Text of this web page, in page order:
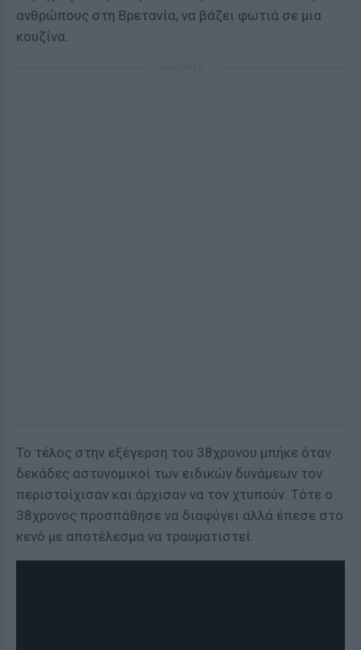
ανθρώπους στη Βρετανία, να βάζει φωτιά σε μια
κουζίνα.
Το τέλος στην εξέγερση του 38χρονου μπήκε όταν
δεκάδες αστυνομικοί των ειδικών δυνάμεων τον
περιστοίχισαν και άρχισαν να τον χτυπούν. Τότε ο
38χρονος προσπάθησε να διαφύγει αλλά έπεσε στο
κενό με αποτέλεσμα να τραυματιστεί.